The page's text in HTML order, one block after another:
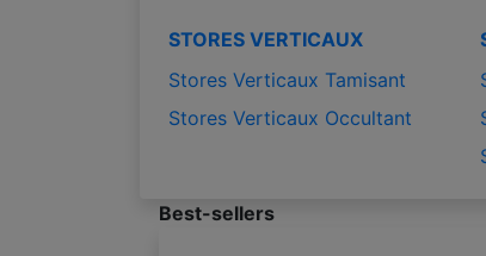
STORES VERTICAUX
Stores Verticaux Tamisant
Stores Verticaux Occultant
Best-sellers